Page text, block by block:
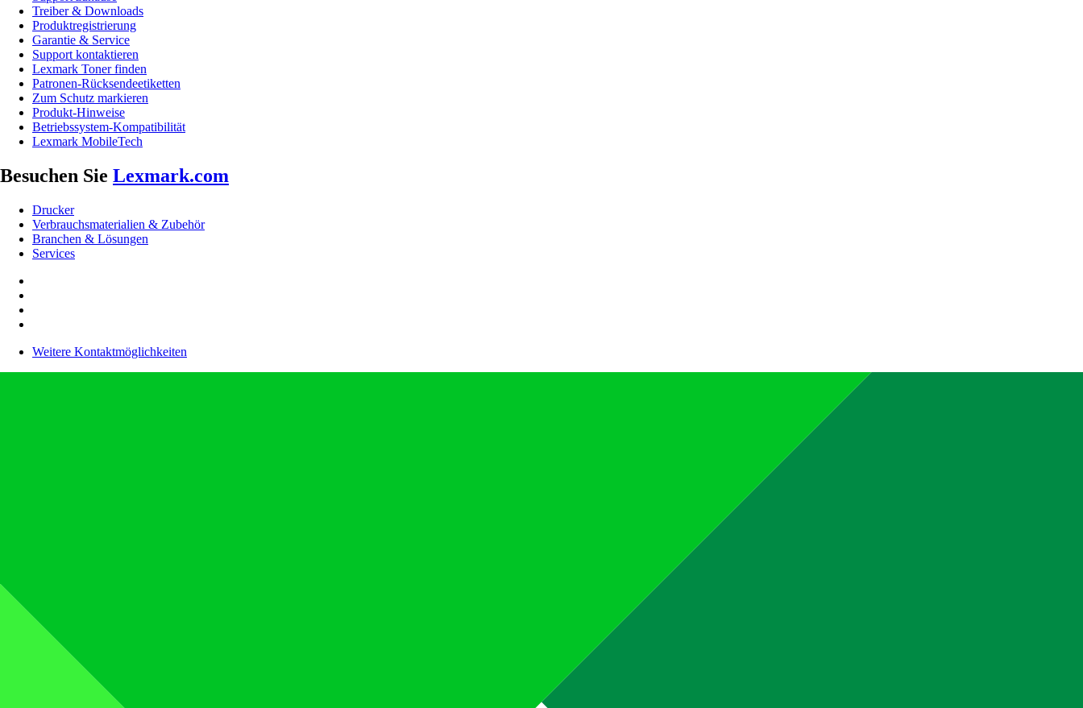
Treiber & Downloads
Produktregistrierung
Garantie & Service
Support kontaktieren
Lexmark Toner finden
Patronen-Rücksendeetiketten
Zum Schutz markieren
Produkt-Hinweise
Betriebssystem-Kompatibilität
Lexmark MobileTech
Besuchen Sie Lexmark.com
Drucker
Verbrauchsmaterialien & Zubehör
Branchen & Lösungen
Services
Weitere Kontaktmöglichkeiten